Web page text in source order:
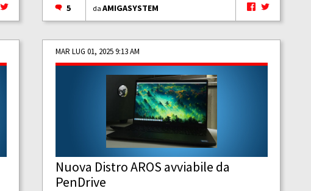
5 daAMIGASYSTEM
MAR LUG 01, 2025 9:13 AM
Nuova Distro AROS avviabile da
PenDrive